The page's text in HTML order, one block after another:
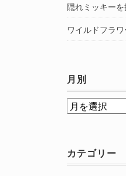
隠れミッキー
ワイルドフラ
月別
月
カテゴリー